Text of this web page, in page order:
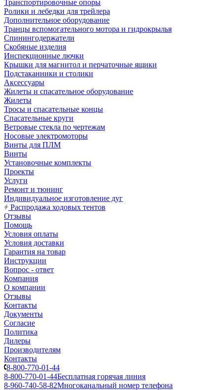
Транспортировочные опоры
Ролики и лебедки для трейлера
Дополнительное оборудование
Транцы вспомогательного мотора и гидрокрылья
Спинингодержатели
Скобяные изделия
Инспекционные лючки
Крышки для магнитол и перчаточные ящики
Подстаканники и столики
Аксессуары
Жилеты и спасательное оборудование
Жилеты
Тросы и спасательные концы
Спасательные круги
Ветровые стекла по чертежам
Носовые электромоторы
Винты для ПЛМ
Винты
Установочные комплекты
Проекты
Услуги
Ремонт и тюнинг
Индивидуальное изготовление дуг
Распродажа ходовых тентов
Отзывы
Помощь
Условия оплаты
Условия доставки
Гарантия на товар
Инструкции
Вопрос - ответ
Компания
О компании
Отзывы
Контакты
Документы
Согласие
Политика
Дилеры
Производителям
Контакты
8-800-770-01-44
8-800-770-01-44Бесплатная горячая линия
8-960-740-58-82Многоканальный номер телефона